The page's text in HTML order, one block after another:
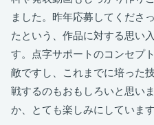
ました。昨年応募してくださ
たという、作品に対する思い
す。点字サポートのコンセプ
敵ですし、これまでに培った
戦するのもおもしろいと思い
か、とても楽しみにしています